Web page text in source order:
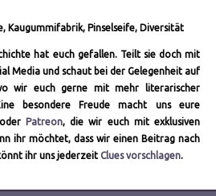
Kaugummifabrik, Pinselseife, Diversität
hat euch gefallen. Teilt sie doch mit
Media und schaut bei der Gelegenheit auf
wir euch gerne mit mehr literarischer
besondere Freude macht uns eure
Patreon, die wir euch mit exklusiven
ihr möchtet, dass wir einen Beitrag nach
ihr uns jederzeit Clues vorschlagen.